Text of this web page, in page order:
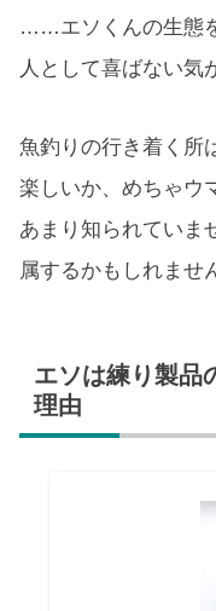
……エソくんの生態
人として喜ばない気
魚釣りの行き着く所
楽しいか、めちゃウ
あまり知られていま
属するかもしれませ
エソは練り製品
理由